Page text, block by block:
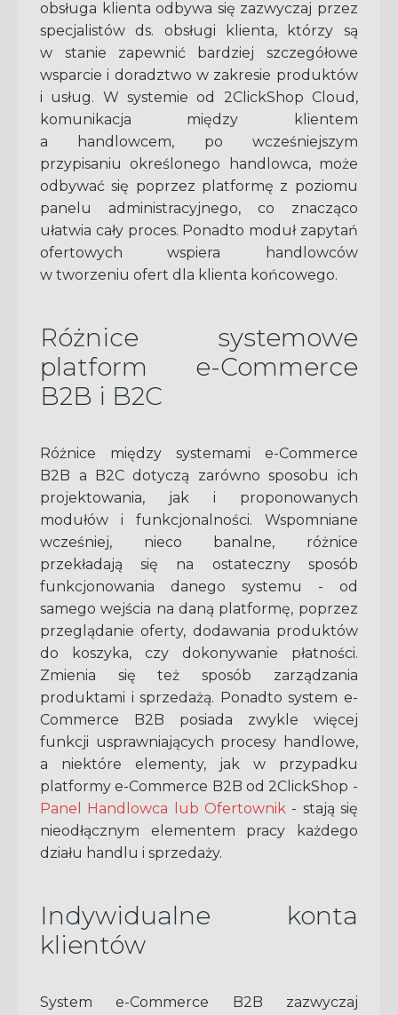
obsługa klienta odbywa się zazwyczaj przez
specjalistów ds. obsługi klienta, którzy są
w stanie zapewnić bardziej szczegółowe
wsparcie i doradztwo w zakresie produktów
i usług. W systemie od 2ClickShop Cloud,
komunikacja między klientem
a handlowcem, po wcześniejszym
przypisaniu określonego handlowca, może
odbywać się poprzez platformę z poziomu
panelu administracyjnego, co znacząco
ułatwia cały proces. Ponadto moduł zapytań
ofertowych wspiera handlowców
w tworzeniu ofert dla klienta końcowego.
Różnice systemowe
platform e-Commerce
B2B i B2C
Różnice między systemami e-Commerce
B2B a B2C dotyczą zarówno sposobu ich
projektowania, jak i proponowanych
modułów i funkcjonalności. Wspomniane
wcześniej, nieco banalne, różnice
przekładają się na ostateczny sposób
funkcjonowania danego systemu - od
samego wejścia na daną platformę, poprzez
przeglądanie oferty, dodawania produktów
do koszyka, czy dokonywanie płatności.
Zmienia się też sposób zarządzania
produktami i sprzedażą. Ponadto system e-
Commerce B2B posiada zwykle więcej
funkcji usprawniających procesy handlowe,
a niektóre elementy, jak w przypadku
platformy e-Commerce B2B od 2ClickShop -
Panel Handlowca lub Ofertownik - stają się
nieodłącznym elementem pracy każdego
działu handlu i sprzedaży.
Indywidualne konta
klientów
System e-Commerce B2B zazwyczaj